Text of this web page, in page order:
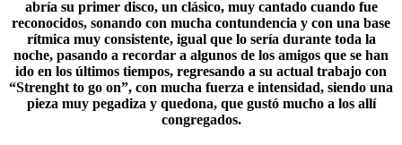
abría su primer disco, un clásico, muy cantado cuando fue
reconocidos, sonando con mucha contundencia y con una base
rítmica muy consistente, igual que lo sería durante toda la
noche, pasando a recordar a algunos de los amigos que se han
ido en los últimos tiempos, regresando a su actual trabajo con
“Strenght to go on”, con mucha fuerza e intensidad, siendo una
pieza muy pegadiza y quedona, que gustó mucho a los allí
congregados.